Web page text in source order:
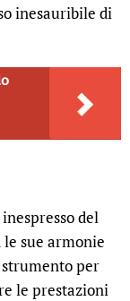
inesauribile di
del
sue armonie
strumento per
le prestazioni